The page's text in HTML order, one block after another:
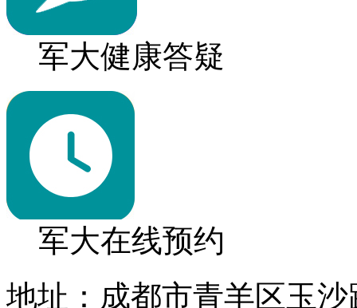
军大健康答疑
军大在线预约
地址：成都市青羊区玉